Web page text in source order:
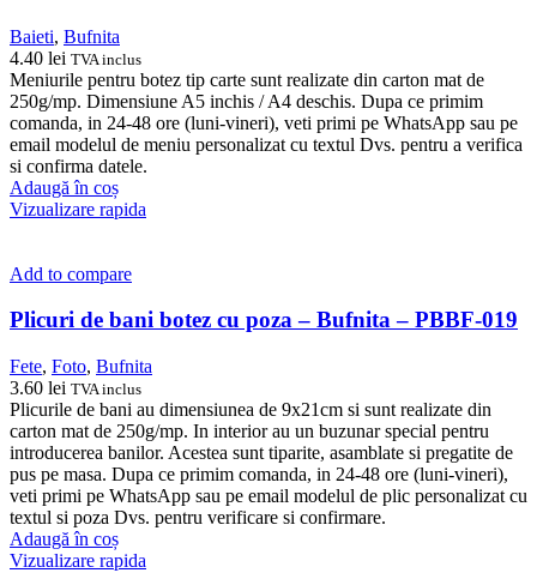
Baieti, Bufnita
4.40 lei TVA inclus
Meniurile pentru botez tip carte sunt realizate din carton mat de
250g/mp. Dimensiune A5 inchis / A4 deschis. Dupa ce primim
comanda, in 24-48 ore (luni-vineri), veti primi pe WhatsApp sau pe
email modelul de meniu personalizat cu textul Dvs. pentru a verifica
si confirma datele.
Adaugă în coș
Vizualizare rapida
Add to compare
Plicuri de bani botez cu poza – Bufnita – PBBF-019
Fete, Foto, Bufnita
3.60 lei TVA inclus
Plicurile de bani au dimensiunea de 9x21cm si sunt realizate din
carton mat de 250g/mp. In interior au un buzunar special pentru
introducerea banilor. Acestea sunt tiparite, asamblate si pregatite de
pus pe masa. Dupa ce primim comanda, in 24-48 ore (luni-vineri),
veti primi pe WhatsApp sau pe email modelul de plic personalizat cu
textul si poza Dvs. pentru verificare si confirmare.
Adaugă în coș
Vizualizare rapida